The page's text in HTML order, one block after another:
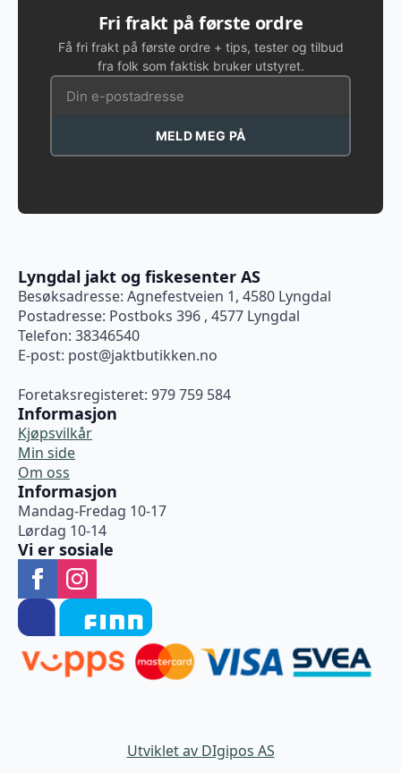
Fri frakt på første ordre
Få fri frakt på første ordre + tips, tester og tilbud
fra folk som faktisk bruker utstyret.
MELD MEG PÅ
Lyngdal jakt og fiskesenter AS
Besøksadresse: Agnefestveien 1, 4580 Lyngdal
Postadresse: Postboks 396 , 4577 Lyngdal
Telefon: 38346540
E-post: post@jaktbutikken.no
Foretaksregisteret: 979 759 584
Informasjon
Kjøpsvilkår
Min side
Om oss
Informasjon
Mandag-Fredag 10-17
Lørdag 10-14
Vi er sosiale
Utviklet av DIgipos AS